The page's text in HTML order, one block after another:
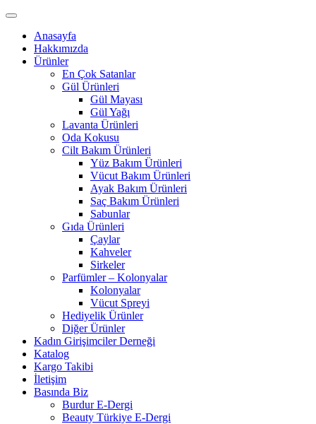
Anasayfa
Hakkımızda
Ürünler
En Çok Satanlar
Gül Ürünleri
Gül Mayası
Gül Yağı
Lavanta Ürünleri
Oda Kokusu
Cilt Bakım Ürünleri
Yüz Bakım Ürünleri
Vücut Bakım Ürünleri
Ayak Bakım Ürünleri
Saç Bakım Ürünleri
Sabunlar
Gıda Ürünleri
Çaylar
Kahveler
Sirkeler
Parfümler – Kolonyalar
Kolonyalar
Vücut Spreyi
Hediyelik Ürünler
Diğer Ürünler
Kadın Girişimciler Derneği
Katalog
Kargo Takibi
İletişim
Basında Biz
Burdur E-Dergi
Beauty Türkiye E-Dergi